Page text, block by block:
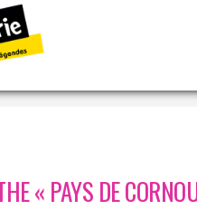
infusions
/ BARONNY’S THE
« PAYS DE